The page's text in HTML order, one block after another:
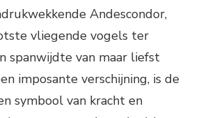
Andescondor,
vliegende vogels ter
spanwijdte van maar liefst
imposante verschijning, is de
symbool van kracht en